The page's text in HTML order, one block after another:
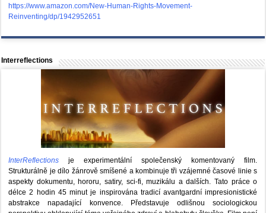
https://www.amazon.com/New-Human-Rights-Movement-
Reinventing/dp/1942952651
Interreflections
InterReflections je experimentální společenský komentovaný film.
Strukturálně je dílo žánrově smíšené a kombinuje tři vzájemné časové linie s
aspekty dokumentu, hororu, satiry, sci-fi, muzikálu a dalších. Tato práce o
délce 2 hodin 45 minut je inspirována tradicí avantgardní impresionistické
abstrakce napadající konvence. Představuje odlišnou sociologickou